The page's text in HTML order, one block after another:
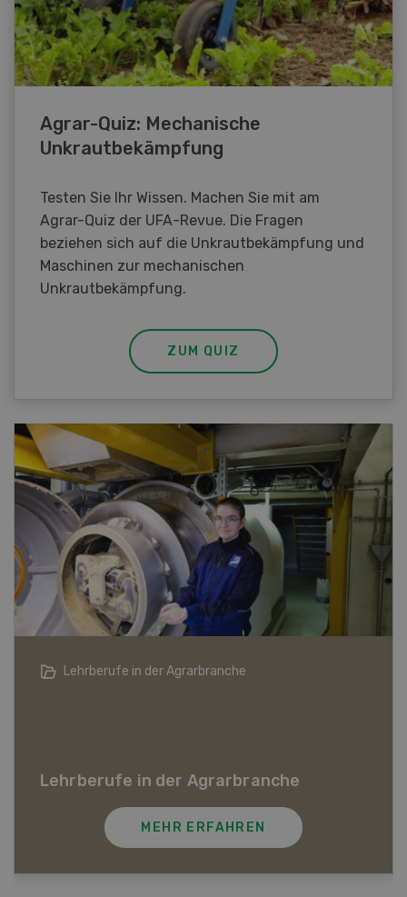
Agrar-Quiz: Mechanische
Unkrautbekämpfung
Testen Sie Ihr Wissen. Machen Sie mit am
Agrar-Quiz der UFA-Revue. Die Fragen
beziehen sich auf die Unkrautbekämpfung und
Maschinen zur mechanischen
Unkrautbekämpfung.
ZUM QUIZ
Die Schweizer Landwirtschaft in 20 Jahren
Persönlichkeiten aus dem Agrarsektor einen Blick in
MEHR ERFAHREN